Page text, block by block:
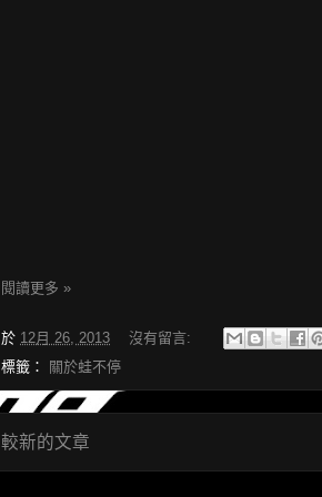
閱讀更多 »
於 12月 26, 2013
沒有留言:
標籤：
關於蛙不停
較新的文章